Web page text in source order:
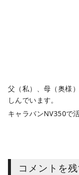
父（私）、母（奥様
しんでいます。
キャラバンNV350で
コメントを